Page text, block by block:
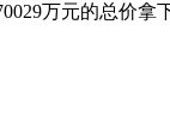
万元的总价拿